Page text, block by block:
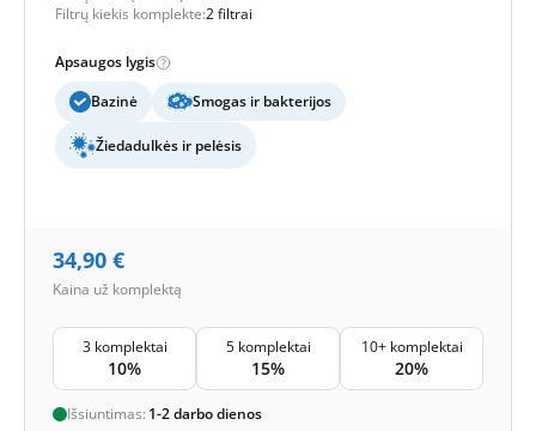
Filtrų kiekis komplekte:2 filtrai
Apsaugos lygis
Bazinė
Smogas ir bakterijos
Žiedadulkės ir pelėsis
34,90 €
Kaina už komplektą
3 komplektai
10%
5 komplektai
15%
10+ komplektai
20%
Išsiuntimas: 1-2 darbo dienos